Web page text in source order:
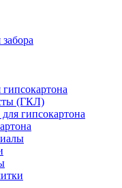
(ГКЛ)
гипсокартона